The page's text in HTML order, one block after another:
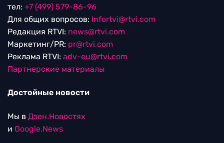
тел: +7 (499) 579-86-96
Для общих вопросов: Infortvi@rtvi.com
Редакция RTVI: news@rtvi.com
Маркетинг/PR: pr@rtvi.com
Реклама RTVI: adv-eu@rtvi.com
Партнерские материалы
Достойные новости
Мы в Дзен.Новостях
и Google.News